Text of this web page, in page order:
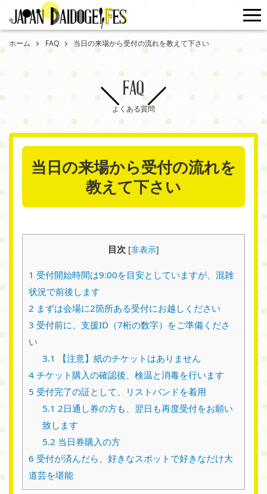
ホーム FAQ 当日の来場から受付の流れを教えて下さい
FAQ
よくある質問
当日の来場から受付の流れを
教えて下さい
目次 [非表示]
1 受付開始時間は9:00を目安としていますが、混雑
状況で前後します
2 まずは会場に2箇所ある受付にお越しください
3 受付前に、支援ID（7桁の数字）をご準備くださ
い
3.1
【注意】紙のチケットはありません
4 チケット購入の確認後、検温と消毒を行います
5 受付完了の証として、リストバンドを着用
5.1 2日通し券の方も、翌日も再度受付をお願い
致します
5.2 当日券購入の方
6 受付が済んだら、好きなスポットで好きなだけ大
道芸を堪能